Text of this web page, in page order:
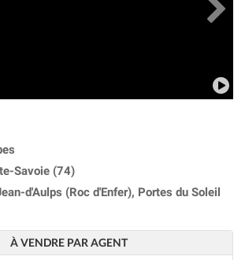
Savoie (74)
d'Aulps (Roc d'Enfer), Portes du Soleil
À VENDRE PAR AGENT